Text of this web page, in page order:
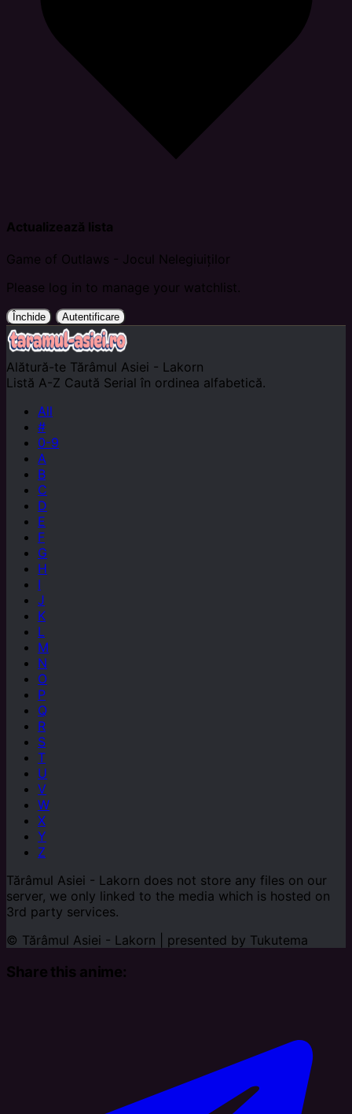
Actualizează lista
Game of Outlaws - Jocul Nelegiuiților
Please log in to manage your watchlist.
Închide Autentificare
Alătură-te Tărâmul Asiei - Lakorn
Listă A-Z Caută Serial în ordinea alfabetică.
All
#
0-9
A
B
C
D
E
F
G
H
I
J
K
L
M
N
O
P
Q
R
S
T
U
V
W
X
Y
Z
Tărâmul Asiei - Lakorn does not store any files on our
server, we only linked to the media which is hosted on
3rd party services.
© Tărâmul Asiei - Lakorn | presented by Tukutema
Share this anime: